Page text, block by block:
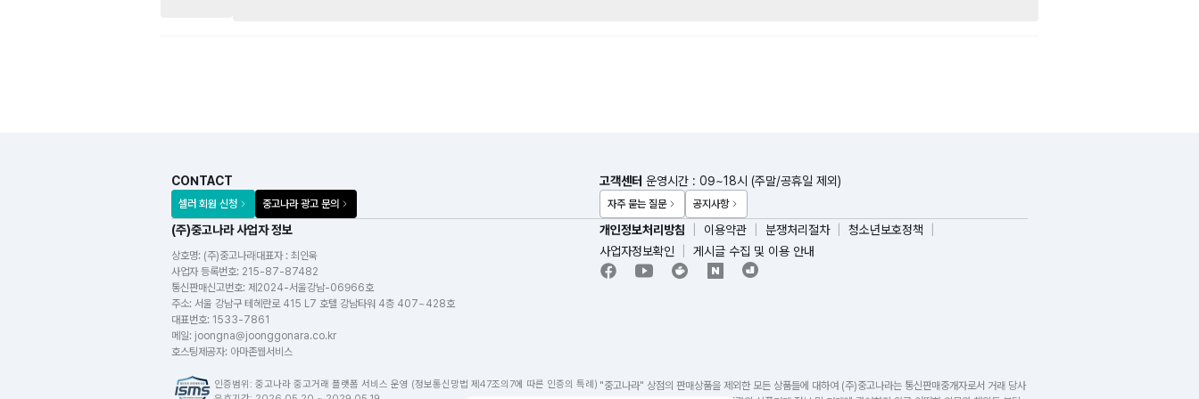
2x4 38 x 89mm AB급: 7.000원(스프러스)
2x4 38 x 89mm B 급: 6.500원(레드파인)
2x6 38 x 140mm A 급:11.500원(마감재급)
2x6 38 x 140mmAB급:10.000원(스프러스)
2x6 38 x 140mmAB급: 9.500원(레드파인)
2x6 38 x 140mm 2,400mmB급: 6.000원
4x4 90 x 90mm A 급 : 25,000원(스프러스)
4x4 90x90mm AB급 : 23,000원(레드파인)
7. 마감재 스프러스 (길이 3.600mm)
CONTACT
셀러 회원 신청 중고나라 광고 문의
(주)중고나라 사업자 정보
상호명: (주)중고나라대표자 : 최인욱
사업자 등록번호: 215-87-87482
통신판매신고번호: 제2024-서울강남-06966호
주소: 서울 강남구 테헤란로 415 L7 호텔 강남타워 4층 407~428호
대표번호: 1533-7861
메일: joongna@joonggonara.co.kr
호스팅제공자: 아마존웹서비스
인증범위: 중고나라 중고거래 플랫폼 서비스 운영 (정보통신망법 제47조의7에 따른 인증의 특례)
고객센터 운영시간 : 09~18시 (주말/공휴일 제외)
자주 묻는 질문 공지사항
개인정보처리방침 이용약관 분쟁처리절차
청소년보호정책
사업자정보확인
게시글 수집 및 이용 안내
"중고나라" 상점의 판매상품을 제외한 모든 상품들에 대하여 (주)중고나라는 통신판매중개자로서 거래 당사